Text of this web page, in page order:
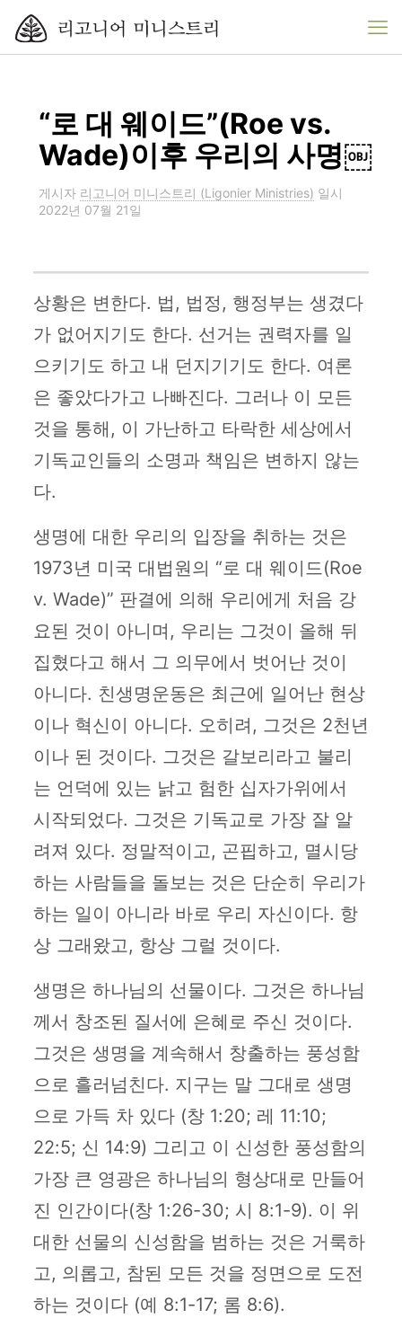
“로 대 웨이드”(Roe vs.
Wade)이후 우리의 사명￼
게시자 리고니어 미니스트리 (Ligonier Ministries) 일시
2022년 07월 21일
상황은 변한다. 법, 법정, 행정부는 생겼다
가 없어지기도 한다. 선거는 권력자를 일
으키기도 하고 내 던지기기도 한다. 여론
은 좋았다가고 나빠진다. 그러나 이 모든
것을 통해, 이 가난하고 타락한 세상에서
기독교인들의 소명과 책임은 변하지 않는
다.
생명에 대한 우리의 입장을 취하는 것은
1973년 미국 대법원의 “로 대 웨이드(Roe
v. Wade)” 판결에 의해 우리에게 처음 강
요된 것이 아니며, 우리는 그것이 올해 뒤
집혔다고 해서 그 의무에서 벗어난 것이
아니다. 친생명운동은 최근에 일어난 현상
이나 혁신이 아니다. 오히려, 그것은 2천년
이나 된 것이다. 그것은 갈보리라고 불리
는 언덕에 있는 낡고 험한 십자가위에서
시작되었다. 그것은 기독교로 가장 잘 알
려져 있다. 정말적이고, 곤핍하고, 멸시당
하는 사람들을 돌보는 것은 단순히 우리가
하는 일이 아니라 바로 우리 자신이다. 항
상 그래왔고, 항상 그럴 것이다.
생명은 하나님의 선물이다. 그것은 하나님
께서 창조된 질서에 은혜로 주신 것이다.
그것은 생명을 계속해서 창출하는 풍성함
으로 흘러넘친다. 지구는 말 그대로 생명
으로 가득 차 있다 (창 1:20; 레 11:10;
22:5; 신 14:9) 그리고 이 신성한 풍성함의
가장 큰 영광은 하나님의 형상대로 만들어
진 인간이다(창 1:26-30; 시 8:1-9). 이 위
대한 선물의 신성함을 범하는 것은 거룩하
고, 의롭고, 참된 모든 것을 정면으로 도전
하는 것이다 (예 8:1-17; 롬 8:6).